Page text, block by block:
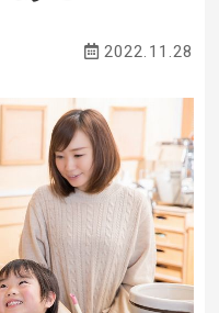
2022.11.28